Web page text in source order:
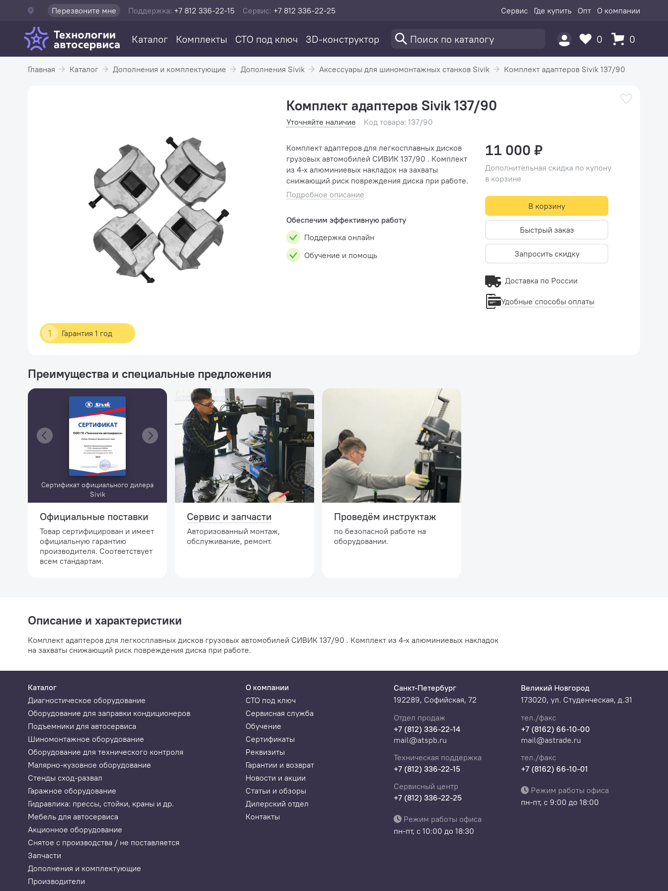
Перезвоните мне Поддержка: +7 812 336-22-15 Сервис: +7 812 336-22-25 Сервис Где купить Опт О компании
Каталог Комплекты СТО под ключ 3D-конструктор 0 0
Главная Каталог Дополнения и комплектующие Дополнения Sivik Аксессуары для шиномонтажных станков Sivik Комплект адаптеров Sivik 137/90
1 Гарантия 1 год
Комплект адаптеров Sivik 137/90
Уточняйте наличие Код товара: 137/90
Комплект адаптеров для легкосплавных дисков
грузовых автомобилей СИВИК 137/90 . Комплект
из 4-х алюминиевых накладок на захваты
снижающий риск повреждения диска при работе.
Подробное описание
Обеспечим эффективную работу
Поддержка онлайн
Обучение и помощь
11 000 ₽
Дополнительная скидка по купону
в корзине
В корзину
Быстрый заказ
Запросить скидку
Доставка по России
Удобные способы оплаты
Преимущества и специальные предложения
Сертификат официального дилера
Sivik
Официальные поставки
Товар сертифицирован и имеет
официальную гарантию
производителя. Соответствует
всем стандартам.
Сервис и запчасти
Авторизованный монтаж,
обслуживание, ремонт.
Проведём инструктаж
по безопасной работе на
оборудовании.
Описание и характеристики
Комплект адаптеров для легкосплавных дисков грузовых автомобилей СИВИК 137/90 . Комплект из 4-х алюминиевых накладок
на захваты снижающий риск повреждения диска при работе.
Каталог
Диагностическое оборудование
Оборудование для заправки кондиционеров
Подъемники для автосервиса
Шиномонтажное оборудование
Оборудование для технического контроля
Малярно-кузовное оборудование
Стенды сход-развал
Гаражное оборудование
Гидравлика: прессы, стойки, краны и др.
Мебель для автосервиса
Акционное оборудование
Снятое с производства / не поставляется
Запчасти
Дополнения и комплектующие
Производители
О компании
СТО под ключ
Сервисная служба
Обучение
Сертификаты
Реквизиты
Гарантии и возврат
Новости и акции
Статьи и обзоры
Дилерский отдел
Контакты
Санкт-Петербург
192289, Софийская, 72
Отдел продаж
+7 (812) 336-22-14
mail@atspb.ru
Техническая поддержка
+7 (812) 336-22-15
Сервисный центр
+7 (812) 336-22-25
Режим работы офиса
пн-пт, с 10:00 до 18:30
Великий Новгород
173020, ул. Студенческая, д.31
тел./факс
+7 (8162) 66-10-00
mail@astrade.ru
тел./факс
+7 (8162) 66-10-01
Режим работы офиса
пн-пт, с 9:00 до 18:00